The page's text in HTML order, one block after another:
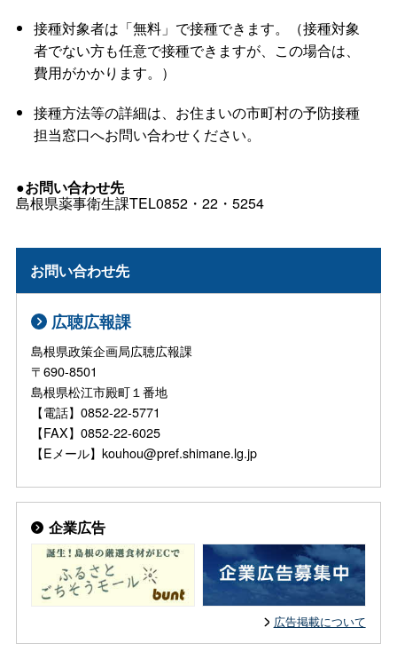
接種対象者は「無料」で接種できます。（接種対象
者でない方も任意で接種できますが、この場合は、
費用がかかります。）
接種方法等の詳細は、お住まいの市町村の予防接種
担当窓口へお問い合わせください。
●お問い合わせ先
島根県薬事衛生課TEL0852・22・5254
お問い合わせ先
広聴広報課
島根県政策企画局広聴広報課
〒690-8501
島根県松江市殿町１番地
【電話】0852-22-5771
【FAX】0852-22-6025
【Eメール】kouhou@pref.shimane.lg.jp
企業広告
広告掲載について